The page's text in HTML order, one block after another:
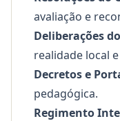
avaliação e
Deliberações
realidade local
Decretos e
pedagógica.
Regimento